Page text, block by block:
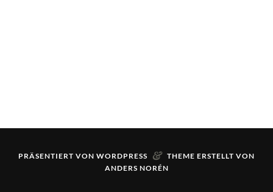
PRÄSENTIERT VON WORDPRESS & THEME ERSTELLT VON
ANDERS NORÉN